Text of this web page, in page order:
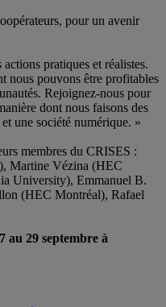
pour un avenir
pratiques et réalistes.
nous pouvons être profitables
Rejoignez-nous pour
dont nous faisons des
une société numérique. »
membres du CRISES :
Martine Vézina (HEC
University), Emmanuel B.
(HEC Montréal), Rafael
au 29 septembre à